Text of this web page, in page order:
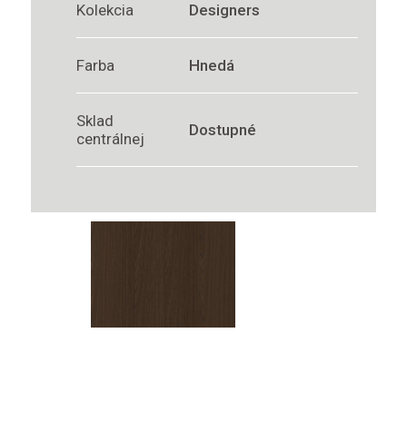
Kolekcia Designers
Farba Hnedá
Sklad
centrálnej
Dostupné